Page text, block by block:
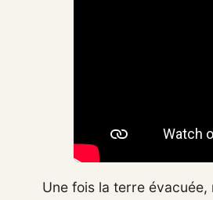
Une fois la terre évacuée,